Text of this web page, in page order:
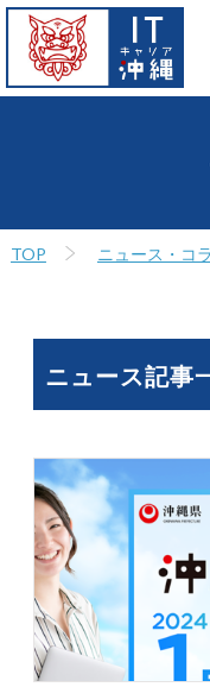
TOP ニュース・コ
ニュース記事